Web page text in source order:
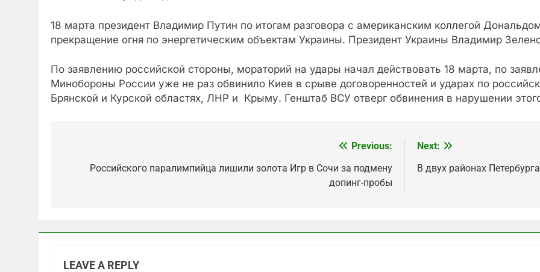
18 марта президент Владимир Путин по итогам разговора с американским коллегой
прекращение огня по энергетическим объектам Украины. Президент Украины Владимир
По заявлению российской стороны, мораторий на удары начал действовать 18 марта, по
Минобороны России уже не раз обвинило Киев в срыве договоренностей и ударах по
Брянской и Курской областях, ЛНР и Крыму. Генштаб ВСУ отверг обвинения в нарушении
navigation
Previous:
Российского паралимпийца лишили золота Игр в Сочи за подмену
допинг-пробы
Next:
В двух районах
LEAVE A REPLY